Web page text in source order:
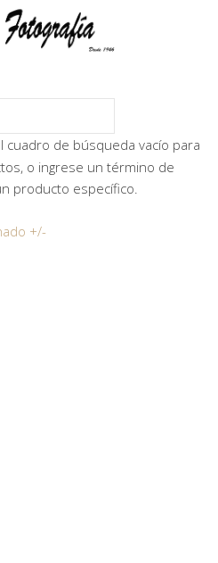
cuadro de búsqueda vacío para
o ingrese un término de
producto específico.
+/-